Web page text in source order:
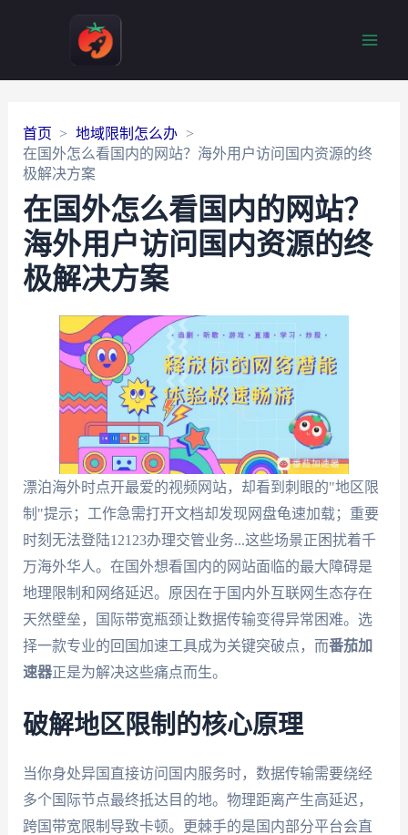
首页
地域限制怎么办
在国外怎么看国内的网站？海外用户访问国内资源的终
极解决方案
在国外怎么看国内的网站？
海外用户访问国内资源的终
极解决方案
漂泊海外时点开最爱的视频网站，却看到刺眼的"地区限
制"提示；工作急需打开文档却发现网盘龟速加载；重要
时刻无法登陆12123办理交管业务...这些场景正困扰着千
万海外华人。在国外想看国内的网站面临的最大障碍是
地理限制和网络延迟。原因在于国内外互联网生态存在
天然壁垒，国际带宽瓶颈让数据传输变得异常困难。选
择一款专业的回国加速工具成为关键突破点，而番茄加
速器正是为解决这些痛点而生。
破解地区限制的核心原理
当你身处异国直接访问国内服务时，数据传输需要绕经
多个国际节点最终抵达目的地。物理距离产生高延迟，
跨国带宽限制导致卡顿。更棘手的是国内部分平台会直